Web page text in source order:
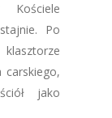
Po
jako